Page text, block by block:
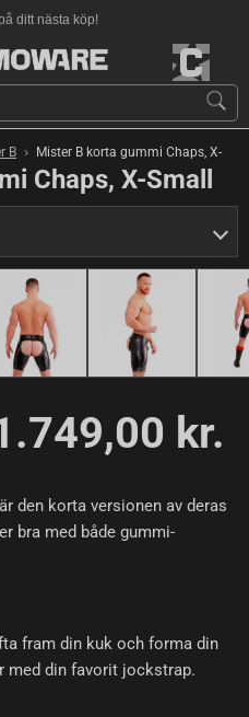
ditt nästa köp!
B ›
Mister B korta gummi Chaps, X-
Chaps, X-Small
kr.
den korta versionen av deras
bra med både gummi-
fram din kuk och forma din
med din favorit jockstrap.